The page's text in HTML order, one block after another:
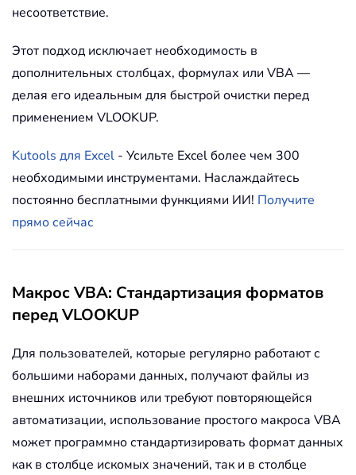
несоответствие.
Этот подход исключает необходимость в
дополнительных столбцах, формулах или VBA —
делая его идеальным для быстрой очистки перед
применением VLOOKUP.
Kutools для Excel - Усильте Excel более чем 300
необходимыми инструментами. Наслаждайтесь
постоянно бесплатными функциями ИИ! Получите
прямо сейчас
Макрос VBA: Стандартизация форматов
перед VLOOKUP
Для пользователей, которые регулярно работают с
большими наборами данных, получают файлы из
внешних источников или требуют повторяющейся
автоматизации, использование простого макроса VBA
может программно стандартизировать формат данных
как в столбце искомых значений, так и в столбце